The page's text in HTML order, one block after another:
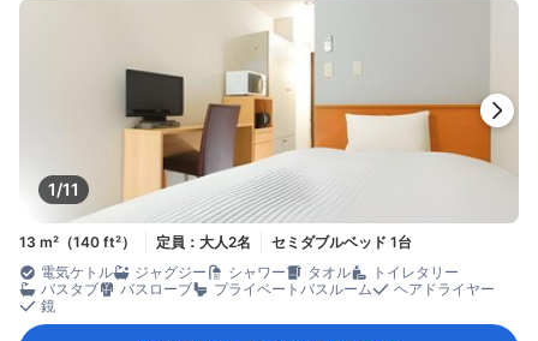
1/11
13 m²（140 ft²） 定員：大人2名
セミダブルベッド 1台
電気ケトル
ジャグジー シャワー タオル
トイレタリー
バスタブ
バスローブ プライベートバスルーム
ヘアドライヤー
鏡